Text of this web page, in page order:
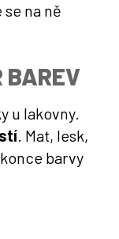
na ně
BAREV
u lakovny.
. Mat, lesk,
barvy